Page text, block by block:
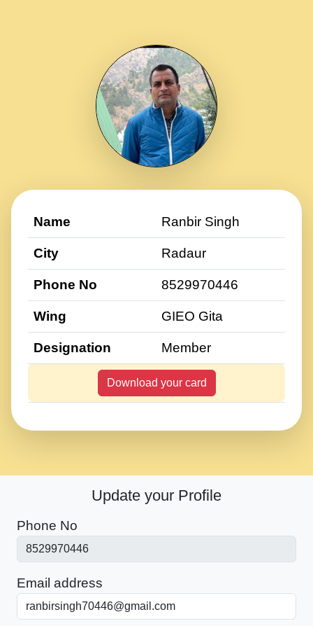
Name Ranbir Singh
City Radaur
Phone No 8529970446
Wing GIEO Gita
Designation Member
Download your card
Update your Profile
Phone No
Email address